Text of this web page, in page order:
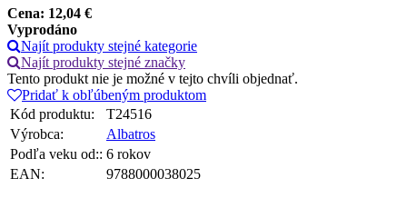
Cena: 12,04 €
Vyprodáno
Najít produkty stejné kategorie
Najít produkty stejné značky
Tento produkt nie je možné v tejto chvíli objednať.
Pridať k obľúbeným produktom
Kód produktu:
T24516
Výrobca:
Albatros
Podľa veku od:: 6 rokov
EAN:
9788000038025